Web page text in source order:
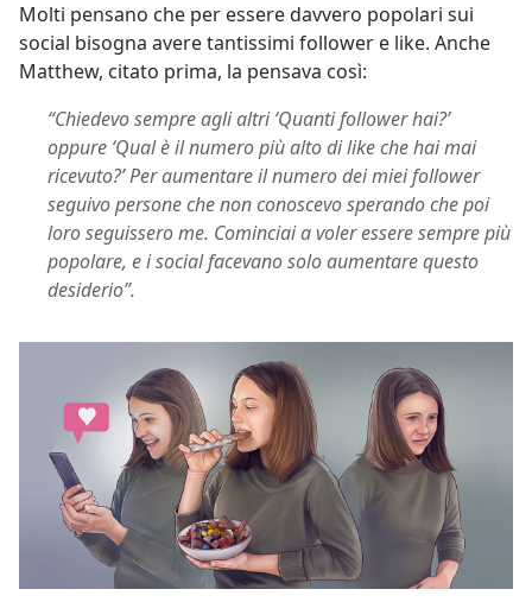
Molti pensano che per essere davvero popolari sui
social bisogna avere tantissimi follower e like. Anche
Matthew, citato prima, la pensava così:
“Chiedevo sempre agli altri ‘Quanti follower hai?’
oppure ‘Qual è il numero più alto di like che hai mai
ricevuto?’ Per aumentare il numero dei miei follower
seguivo persone che non conoscevo sperando che poi
loro seguissero me. Cominciai a voler essere sempre più
popolare, e i social facevano solo aumentare questo
desiderio”.